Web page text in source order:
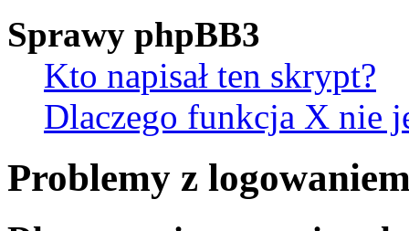
Sprawy phpBB3
Kto napisał ten skrypt?
Dlaczego funkcja X nie
Problemy z